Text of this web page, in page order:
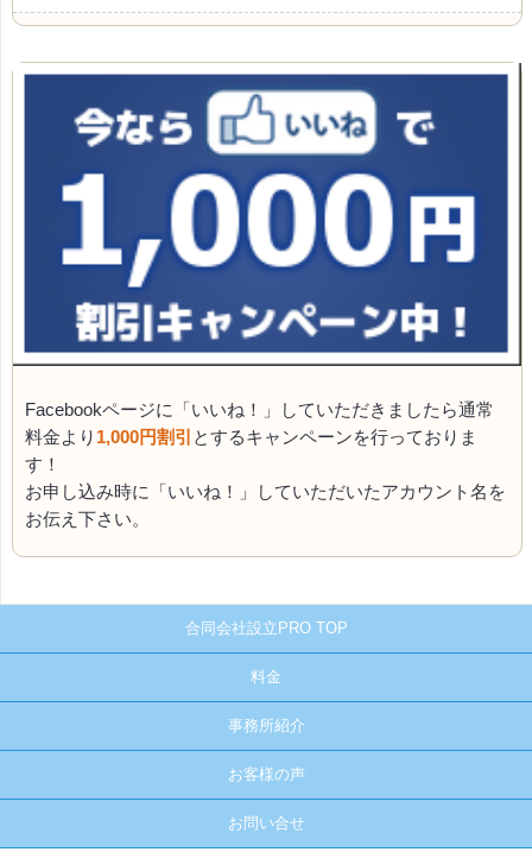
Facebookページに「いいね！」していただきましたら通常
料金より 1,000円割引 とするキャンペーンを行っておりま
す！
お申し込み時に「いいね！」していただいたアカウント名を
お伝え下さい。
合同会社設立PRO TOP
料金
事務所紹介
お客様の声
お問い合せ